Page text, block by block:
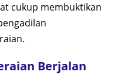
cukup membuktikan
Berjalan